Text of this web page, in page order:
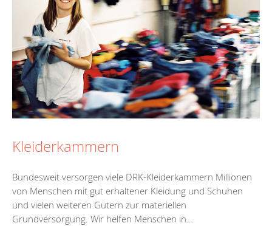
Kleiderkammern
Bundesweit versorgen viele DRK-Kleiderkammern Millionen
von Menschen mit gut erhaltener Kleidung und Schuhen
und vielen weiteren Gütern zur materiellen
Grundversorgung. Wir helfen Menschen in...